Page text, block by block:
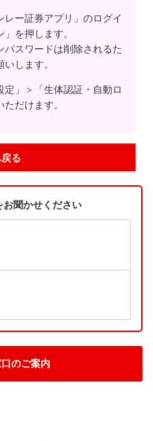
レー証券アプリ」のログイ
を押します。
パスワードは削除されるた
します。
定」＞「生体認証・自動ロ
だけます。
る
聞かせください
のご案内